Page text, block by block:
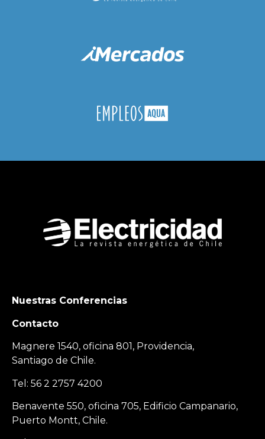
Nuestras Conferencias
Contacto
Magnere 1540, oficina 801, Providencia,
Santiago de Chile.
Tel: 56 2 2757 4200
Benavente 550, oficina 705, Edificio Campanario,
Puerto Montt, Chile.